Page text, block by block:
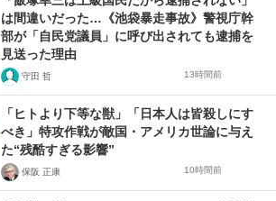
は間違いだった…《池袋暴走事故》警視庁幹
部が「自民党議員」に呼び出されても逮捕を
見送った理由
守田 哲 13時間前
「ヒトより下等な獣」「日本人は皆殺しにす
べき」特攻作戦が敵国・アメリカ世論に与え
た“残酷すぎる影響”
保阪 正康 10時間前